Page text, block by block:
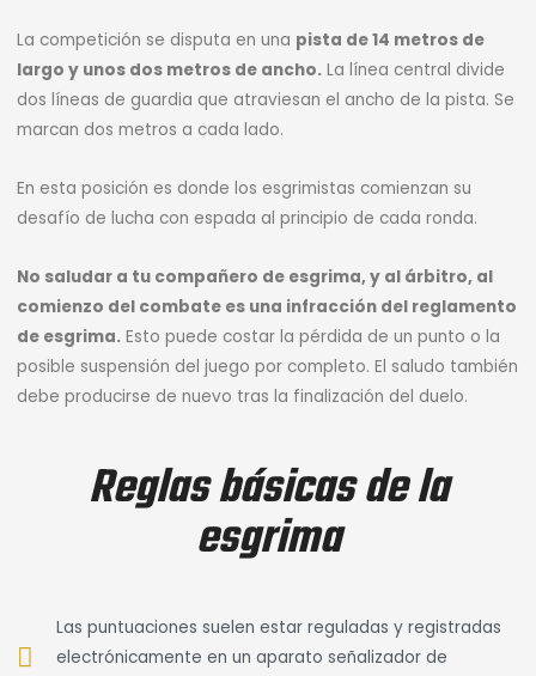
La competición se disputa en una pista de 14 metros de
largo y unos dos metros de ancho.La línea central divide
dos líneas de guardia que atraviesan el ancho de la pista. Se
marcan dos metros a cada lado.
En esta posición es donde los esgrimistas comienzan su
desafío de lucha con espada al principio de cada ronda.
No saludar a tu compañero de esgrima, y al árbitro, al
comienzo del combate es una infracción del reglamento
de esgrima.Esto puede costar la pérdida de un punto o la
posible suspensión del juego por completo. El saludo también
debe producirse de nuevo tras la finalización del duelo.
Reglas básicas de la
esgrima
Las puntuaciones suelen estar reguladas y registradas
electrónicamente en un aparato señalizador de